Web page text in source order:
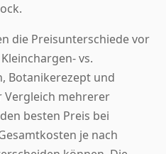
die Preisunterschiede vor
vs.
Botanikerezept und
mehrerer
besten Preis bei
je nach